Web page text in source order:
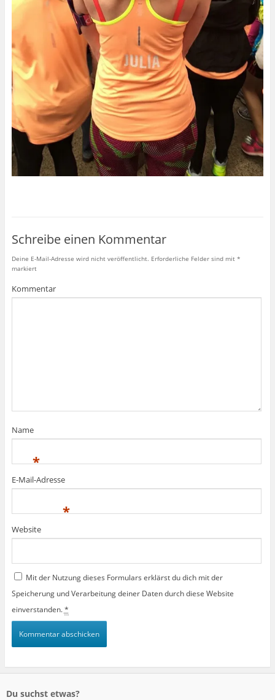
Schreibe einen Kommentar
Deine E-Mail-Adresse wird nicht veröffentlicht. Erforderliche Felder sind mit *
markiert
Kommentar
Name
*
E-Mail-Adresse
*
Website
Mit der Nutzung dieses Formulars erklärst du dich mit der
Speicherung und Verarbeitung deiner Daten durch diese Website
einverstanden.*
Du suchst etwas?